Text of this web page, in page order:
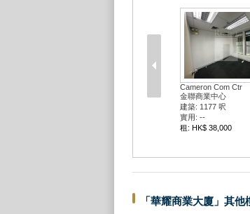
Cameron Com Ctr
金聯商業中心
建築: 1177 呎
實用: --
租: HK$ 38,000
「華耀商業大廈」其他